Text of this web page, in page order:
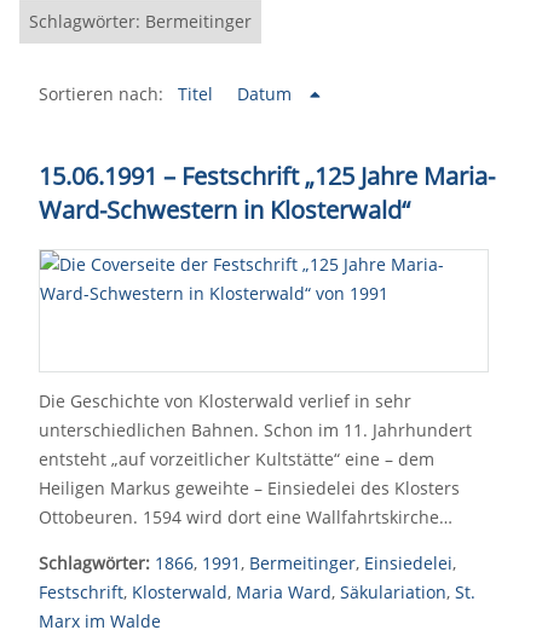
Schlagwörter: Bermeitinger
Sortieren nach: Titel Datum
15.06.1991 – Festschrift „125 Jahre Maria-
Ward-Schwestern in Klosterwald“
Die Geschichte von Klosterwald verlief in sehr
unterschiedlichen Bahnen. Schon im 11. Jahrhundert
entsteht „auf vorzeitlicher Kultstätte“ eine – dem
Heiligen Markus geweihte – Einsiedelei des Klosters
Ottobeuren. 1594 wird dort eine Wallfahrtskirche…
Schlagwörter: 1866, 1991, Bermeitinger, Einsiedelei,
Festschrift, Klosterwald, Maria Ward, Säkulariation, St.
Marx im Walde